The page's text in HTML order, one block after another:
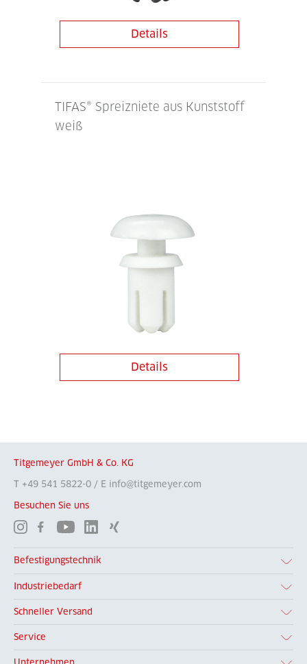
Details
TIFAS® Spreizniete aus Kunststoff
weiß
Details
Titgemeyer GmbH & Co. KG
T +49 541 5822-0 / E info@titgemeyer.com
Besuchen Sie uns
Befestigungstechnik
Industriebedarf
Schneller Versand
Service